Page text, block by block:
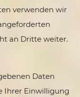
verwenden wir
an Dritte weiter.
Daten
Ihrer Einwilligung